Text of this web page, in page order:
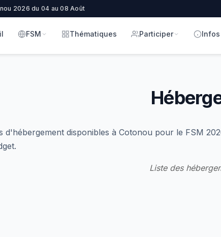
2026 du 04 au 08 Août
FSM Thématiques Participer Infos
d'hébergement disponibles à Cotonou pour le FSM
Liste des